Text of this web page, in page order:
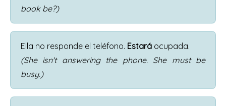
book be?)
Ella no responde el teléfono. Estará ocupada.
(She isn't answering the phone. She must be
busy.)